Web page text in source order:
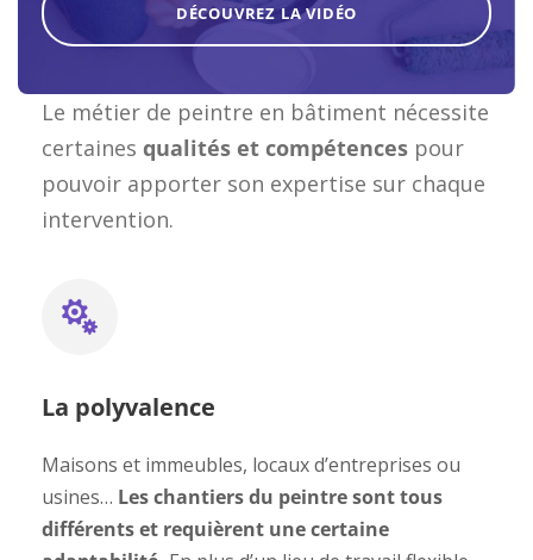
DÉCOUVREZ LA VIDÉO
Le métier de peintre en bâtiment nécessite
certaines qualités et compétences pour
pouvoir apporter son expertise sur chaque
intervention.
La polyvalence
Maisons et immeubles, locaux d’entreprises ou
usines… Les chantiers du peintre sont tous
différents et requièrent une certaine